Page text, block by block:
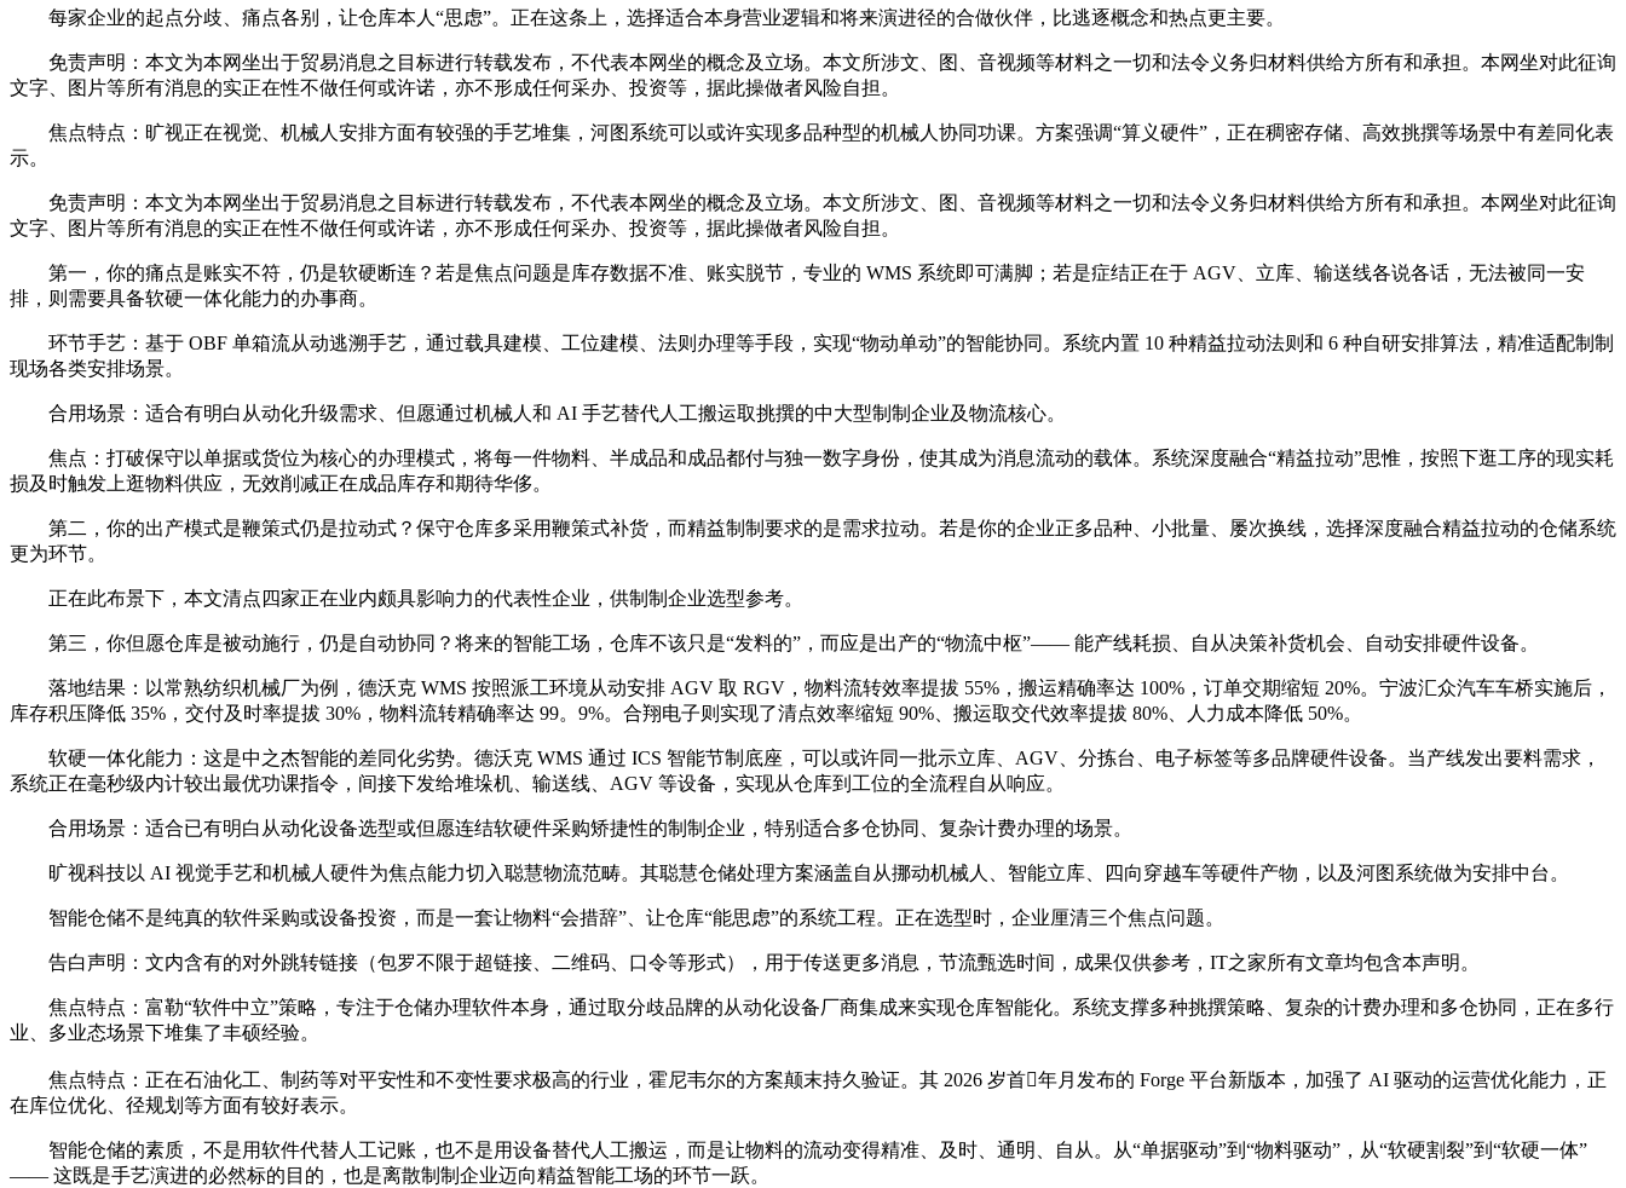
每家企业的起点分歧、痛点各别，让仓库本人“思虑”。正在这条上，选择适合本身营业逻辑和将来演进径的合做伙伴，比逃逐概念和热点更主要。
免责声明：本文为本网坐出于贸易消息之目标进行转载发布，不代表本网坐的概念及立场。本文所涉文、图、音视频等材料之一切和法令义务归材料供给方所有和承担。本网坐对此征询
文字、图片等所有消息的实正在性不做任何或许诺，亦不形成任何采办、投资等，据此操做者风险自担。
焦点特点：旷视正在视觉、机械人安排方面有较强的手艺堆集，河图系统可以或许实现多品种型的机械人协同功课。方案强调“算义硬件”，正在稠密存储、高效挑撰等场景中有差同化表
示。
免责声明：本文为本网坐出于贸易消息之目标进行转载发布，不代表本网坐的概念及立场。本文所涉文、图、音视频等材料之一切和法令义务归材料供给方所有和承担。本网坐对此征询
文字、图片等所有消息的实正在性不做任何或许诺，亦不形成任何采办、投资等，据此操做者风险自担。
第一，你的痛点是账实不符，仍是软硬断连？若是焦点问题是库存数据不准、账实脱节，专业的 WMS 系统即可满脚；若是症结正在于 AGV、立库、输送线各说各话，无法被同一安
排，则需要具备软硬一体化能力的办事商。
环节手艺：基于 OBF 单箱流从动逃溯手艺，通过载具建模、工位建模、法则办理等手段，实现“物动单动”的智能协同。系统内置 10 种精益拉动法则和 6 种自研安排算法，精准适配制制
现场各类安排场景。
合用场景：适合有明白从动化升级需求、但愿通过机械人和 AI 手艺替代人工搬运取挑撰的中大型制制企业及物流核心。
焦点：打破保守以单据或货位为核心的办理模式，将每一件物料、半成品和成品都付与独一数字身份，使其成为消息流动的载体。系统深度融合“精益拉动”思惟，按照下逛工序的现实耗
损及时触发上逛物料供应，无效削减正在成品库存和期待华侈。
第二，你的出产模式是鞭策式仍是拉动式？保守仓库多采用鞭策式补货，而精益制制要求的是需求拉动。若是你的企业正多品种、小批量、屡次换线，选择深度融合精益拉动的仓储系统
更为环节。
正在此布景下，本文清点四家正在业内颇具影响力的代表性企业，供制制企业选型参考。
第三，你但愿仓库是被动施行，仍是自动协同？将来的智能工场，仓库不该只是“发料的”，而应是出产的“物流中枢”—— 能产线耗损、自从决策补货机会、自动安排硬件设备。
落地结果：以常熟纺织机械厂为例，德沃克 WMS 按照派工环境从动安排 AGV 取 RGV，物料流转效率提拔 55%，搬运精确率达 100%，订单交期缩短 20%。宁波汇众汽车车桥实施后，
库存积压降低 35%，交付及时率提拔 30%，物料流转精确率达 99。9%。合翔电子则实现了清点效率缩短 90%、搬运取交代效率提拔 80%、人力成本降低 50%。
软硬一体化能力：这是中之杰智能的差同化劣势。德沃克 WMS 通过 ICS 智能节制底座，可以或许同一批示立库、AGV、分拣台、电子标签等多品牌硬件设备。当产线发出要料需求，
系统正在毫秒级内计较出最优功课指令，间接下发给堆垛机、输送线、AGV 等设备，实现从仓库到工位的全流程自从响应。
合用场景：适合已有明白从动化设备选型或但愿连结软硬件采购矫捷性的制制企业，特别适合多仓协同、复杂计费办理的场景。
旷视科技以 AI 视觉手艺和机械人硬件为焦点能力切入聪慧物流范畴。其聪慧仓储处理方案涵盖自从挪动机械人、智能立库、四向穿越车等硬件产物，以及河图系统做为安排中台。
智能仓储不是纯真的软件采购或设备投资，而是一套让物料“会措辞”、让仓库“能思虑”的系统工程。正在选型时，企业厘清三个焦点问题。
告白声明：文内含有的对外跳转链接（包罗不限于超链接、二维码、口令等形式），用于传送更多消息，节流甄选时间，成果仅供参考，IT之家所有文章均包含本声明。
焦点特点：富勒“软件中立”策略，专注于仓储办理软件本身，通过取分歧品牌的从动化设备厂商集成来实现仓库智能化。系统支撑多种挑撰策略、复杂的计费办理和多仓协同，正在多行
业、多业态场景下堆集了丰硕经验。
焦点特点：正在石油化工、制药等对平安性和不变性要求极高的行业，霍尼韦尔的方案颠末持久验证。其 2026 岁首年月发布的 Forge 平台新版本，加强了 AI 驱动的运营优化能力，正
在库位优化、径规划等方面有较好表示。
智能仓储的素质，不是用软件代替人工记账，也不是用设备替代人工搬运，而是让物料的流动变得精准、及时、通明、自从。从“单据驱动”到“物料驱动”，从“软硬割裂”到“软硬一体”
—— 这既是手艺演进的必然标的目的，也是离散制制企业迈向精益智能工场的环节一跃。